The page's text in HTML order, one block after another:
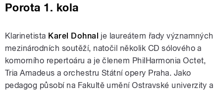
Porota 1. kola
Klarinetista Karel Dohnal je laureátem řady významných
mezinárodních soutěží, natočil několik CD sólového a
komorního repertoáru a je členem PhilHarmonia Octet,
Tria Amadeus a orchestru Státní opery Praha. Jako
pedagog působí na Fakultě umění Ostravské univerzity a